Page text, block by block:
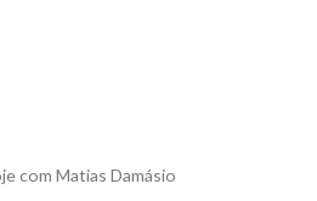
com Matias Damásio